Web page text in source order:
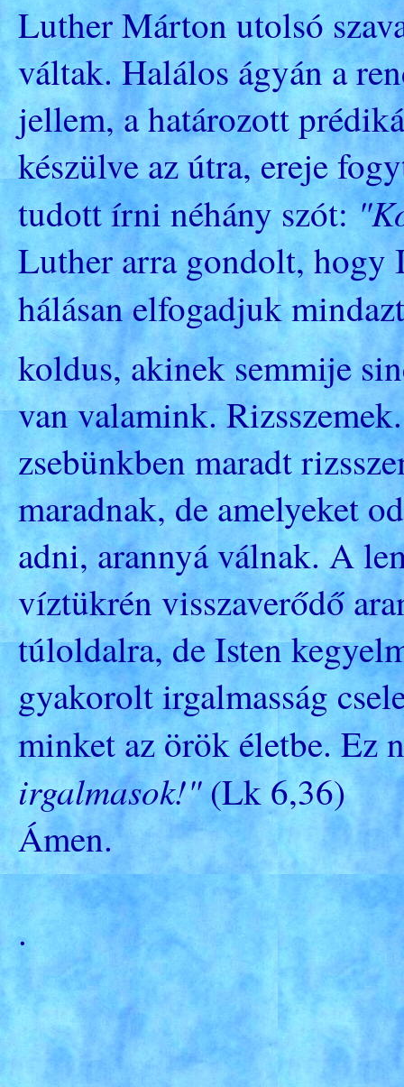
Luther Márton utolsó
váltak. Halálos ágyán a
jellem, a határozott
készülve az útra, ereje
tudott írni néhány szót:
Luther arra gondolt, hogy
hálásan elfogadjuk
koldus, akinek semmije
van valamink.
zsebünkben maradt
maradnak, de amelyeket
adni, arannyá válnak. A
víztükrén visszaverődő
túloldalra, de Isten
gyakorolt irgalmasság
minket az örök életbe. Ez
irgalmasok!"(Lk 6,36)
Ámen.
.